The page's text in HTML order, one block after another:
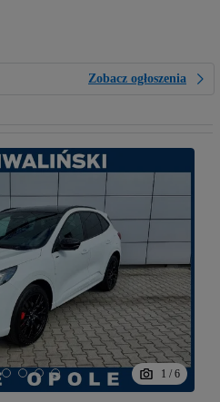
Zobacz ogłoszenia
1 / 6